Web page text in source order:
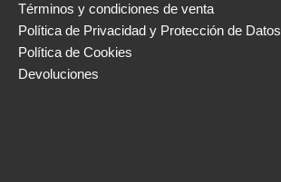
Términos y condiciones de venta
Política de Privacidad y Protección de Datos
Política de Cookies
Devoluciones